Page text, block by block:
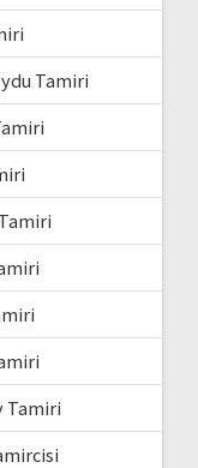
Tamiri
Tamiri